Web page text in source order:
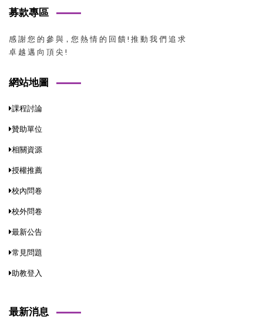
募款專區
感 謝 您 的 參 與，您 熱 情 的 回 饋 ! 推 動 我 們 追 求
卓 越 邁 向 頂 尖 !
網站地圖
課程討論
贊助單位
相關資源
授權推薦
校內問卷
校外問卷
最新公告
常見問題
助教登入
最新消息